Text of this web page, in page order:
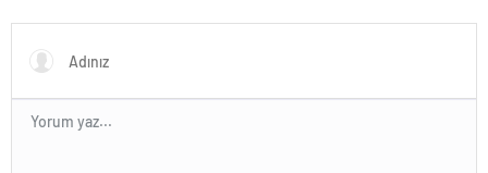
propagandasını
yasaklayacağız’